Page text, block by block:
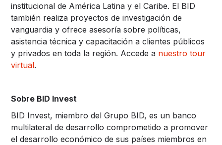
institucional de América Latina y el Caribe. El BID
también realiza proyectos de investigación de
vanguardia y ofrece asesoría sobre políticas,
asistencia técnica y capacitación a clientes públicos
y privados en toda la región. Accede a nuestro tour
virtual.
Sobre BID Invest
BID Invest, miembro del Grupo BID, es un banco
multilateral de desarrollo comprometido a promover
el desarrollo económico de sus países miembros en